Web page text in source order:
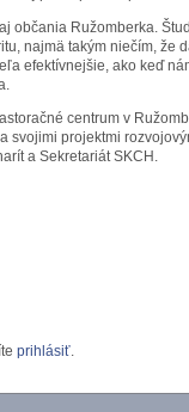
občania Ružomberka.
najmä takým niečím, že
efektívnejšie, ako keď
centrum v
svojimi projektmi
a Sekretariát SKCH.
prihlásiť.